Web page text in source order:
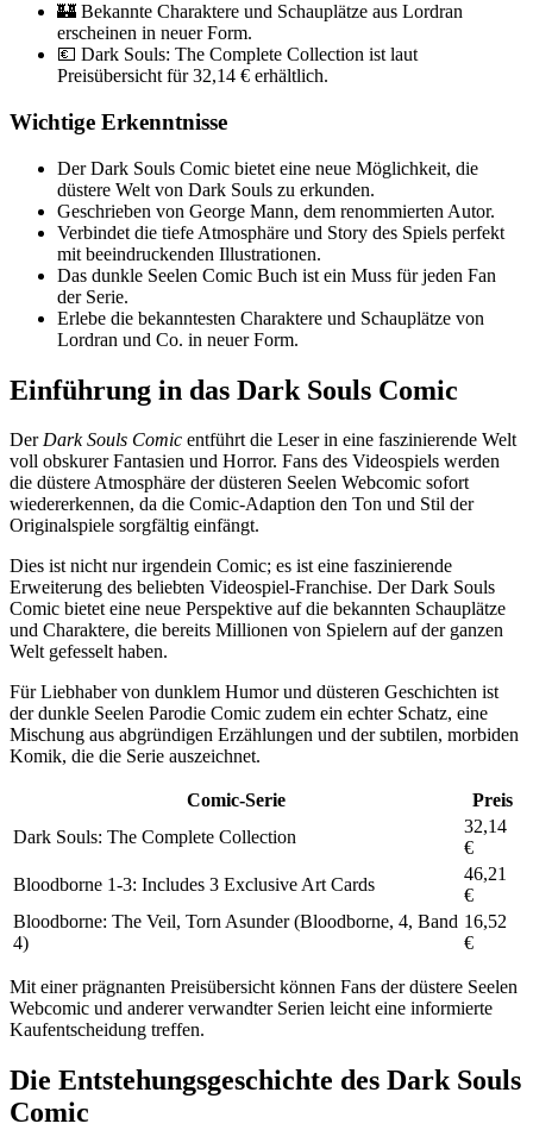
🏰 Bekannte Charaktere und Schauplätze aus Lordran
erscheinen in neuer Form.
💶 Dark Souls: The Complete Collection ist laut
Preisübersicht für 32,14 € erhältlich.
Wichtige Erkenntnisse
Der Dark Souls Comic bietet eine neue Möglichkeit, die
düstere Welt von Dark Souls zu erkunden.
Geschrieben von George Mann, dem renommierten Autor.
Verbindet die tiefe Atmosphäre und Story des Spiels perfekt
mit beeindruckenden Illustrationen.
Das dunkle Seelen Comic Buch ist ein Muss für jeden Fan
der Serie.
Erlebe die bekanntesten Charaktere und Schauplätze von
Lordran und Co. in neuer Form.
Einführung in das Dark Souls Comic
DerDark Souls Comic entführt die Leser in eine faszinierende Welt
voll obskurer Fantasien und Horror. Fans des Videospiels werden
die düstere Atmosphäre der düsteren Seelen Webcomic sofort
wiedererkennen, da die Comic-Adaption den Ton und Stil der
Originalspiele sorgfältig einfängt.
Dies ist nicht nur irgendein Comic; es ist eine faszinierende
Erweiterung des beliebten Videospiel-Franchise. Der Dark Souls
Comic bietet eine neue Perspektive auf die bekannten Schauplätze
und Charaktere, die bereits Millionen von Spielern auf der ganzen
Welt gefesselt haben.
Für Liebhaber von dunklem Humor und düsteren Geschichten ist
der dunkle Seelen Parodie Comic zudem ein echter Schatz, eine
Mischung aus abgründigen Erzählungen und der subtilen, morbiden
Komik, die die Serie auszeichnet.
Comic-Serie
Preis
Dark Souls: The Complete Collection
32,14
€
Bloodborne 1-3: Includes 3 Exclusive Art Cards
46,21
€
Bloodborne: The Veil, Torn Asunder (Bloodborne, 4, Band
4)
16,52
€
Mit einer prägnanten Preisübersicht können Fans der düstere Seelen
Webcomic und anderer verwandter Serien leicht eine informierte
Kaufentscheidung treffen.
Die Entstehungsgeschichte des Dark Souls
Comic